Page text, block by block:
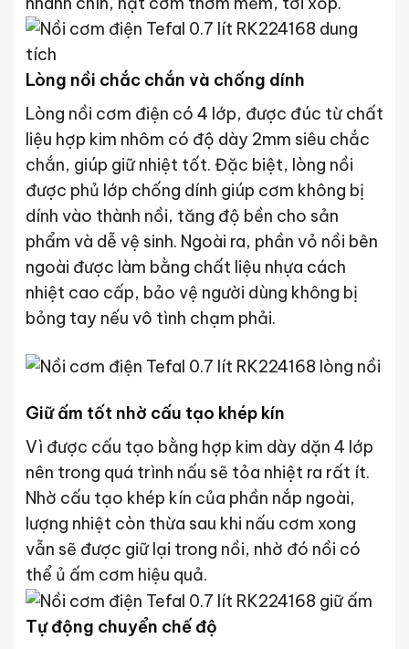
Lòng nồi chắc chắn và chống dính
Lòng nồi cơm điện có 4 lớp, được đúc từ chất
liệu hợp kim nhôm có độ dày 2mm siêu chắc
chắn, giúp giữ nhiệt tốt. Đặc biệt, lòng nồi
được phủ lớp chống dính giúp cơm không bị
dính vào thành nồi, tăng độ bền cho sản
phẩm và dễ vệ sinh. Ngoài ra, phần vỏ nồi bên
ngoài được làm bằng chất liệu nhựa cách
nhiệt cao cấp, bảo vệ người dùng không bị
bỏng tay nếu vô tình chạm phải.
Giữ ấm tốt nhờ cấu tạo khép kín
Vì được cấu tạo bằng hợp kim dày dặn 4 lớp
nên trong quá trình nấu sẽ tỏa nhiệt ra rất ít.
Nhờ cấu tạo khép kín của phần nắp ngoài,
lượng nhiệt còn thừa sau khi nấu cơm xong
vẫn sẽ được giữ lại trong nồi, nhờ đó nồi có
thể ủ ấm cơm hiệu quả.
Tự động chuyển chế độ